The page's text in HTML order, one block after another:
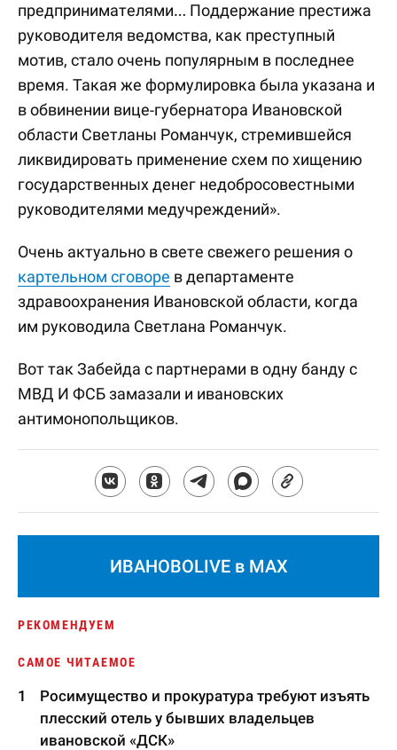
предпринимателями… Поддержание престижа
руководителя ведомства, как преступный
мотив, стало очень популярным в последнее
время. Такая же формулировка была указана и
в обвинении вице-губернатора Ивановской
области Светланы Романчук, стремившейся
ликвидировать применение схем по хищению
государственных денег недобросовестными
руководителями медучреждений».
Очень актуально в свете свежего решения о
картельном сговоре в департаменте
здравоохранения Ивановской области, когда
им руководила Светлана Романчук.
Вот так Забейда с партнерами в одну банду с
МВД И ФСБ замазали и ивановских
антимонопольщиков.
ИВАНОВОLIVE в MAX
РЕКОМЕНДУЕМ
САМОЕ ЧИТАЕМОЕ
Росимущество и прокуратура требуют изъять
плесский отель у бывших владельцев
ивановской «ДСК»